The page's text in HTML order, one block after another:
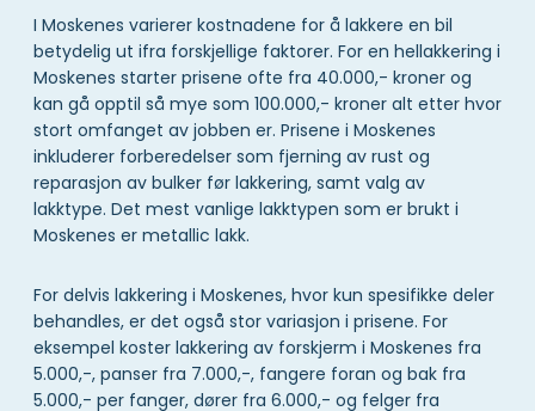
I Moskenes varierer kostnadene for å lakkere en bil
betydelig ut ifra forskjellige faktorer. For en hellakkering i
Moskenes starter prisene ofte fra 40.000,- kroner og
kan gå opptil så mye som 100.000,- kroner alt etter hvor
stort omfanget av jobben er. Prisene i Moskenes
inkluderer forberedelser som fjerning av rust og
reparasjon av bulker før lakkering, samt valg av
lakktype. Det mest vanlige lakktypen som er brukt i
Moskenes er metallic lakk.
For delvis lakkering i Moskenes, hvor kun spesifikke deler
behandles, er det også stor variasjon i prisene. For
eksempel koster lakkering av forskjerm i Moskenes fra
5.000,-, panser fra 7.000,-, fangere foran og bak fra
5.000,- per fanger, dører fra 6.000,- og felger fra